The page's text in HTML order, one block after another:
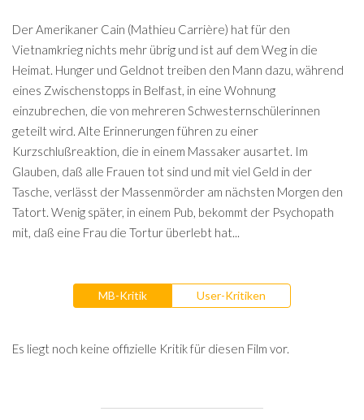
Der Amerikaner Cain (Mathieu Carrière) hat für den
Vietnamkrieg nichts mehr übrig und ist auf dem Weg in die
Heimat. Hunger und Geldnot treiben den Mann dazu, während
eines Zwischenstopps in Belfast, in eine Wohnung
einzubrechen, die von mehreren Schwesternschülerinnen
geteilt wird. Alte Erinnerungen führen zu einer
Kurzschlußreaktion, die in einem Massaker ausartet. Im
Glauben, daß alle Frauen tot sind und mit viel Geld in der
Tasche, verlässt der Massenmörder am nächsten Morgen den
Tatort. Wenig später, in einem Pub, bekommt der Psychopath
mit, daß eine Frau die Tortur überlebt hat...
MB-Kritik User-Kritiken
Es liegt noch keine offizielle Kritik für diesen Film vor.